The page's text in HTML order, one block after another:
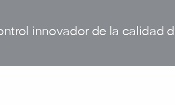
innovador de la calidad